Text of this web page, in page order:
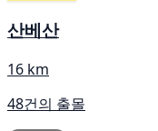
산베산
16 km
48건의 출몰